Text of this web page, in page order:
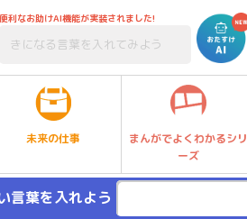
便利なお助けAI機能が実装されました!
未来の仕事
まんがでよくわかるシリ
ーズ
言葉を入れよう